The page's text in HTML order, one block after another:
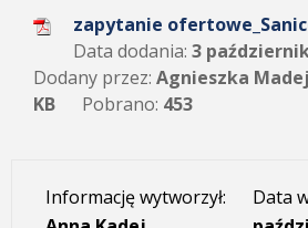
zapytanie
Data dodania: 3
Dodany przez: Agnieszka
KB
Pobrano: 453
Informację wytworzył:
Data